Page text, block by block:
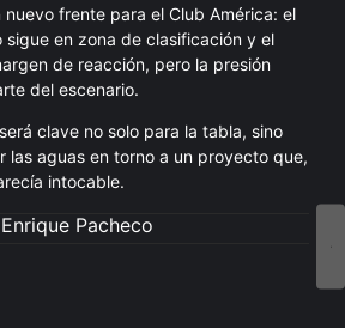
frente para el Club América: el
sigue en zona de clasificación y el
de reacción, pero la presión
del escenario.
clave no solo para la tabla, sino
las aguas en torno a un proyecto que,
intocable.
Enrique Pacheco